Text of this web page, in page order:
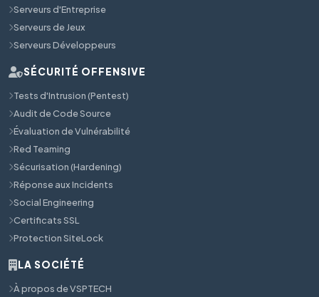
Serveurs d'Entreprise
Serveurs de Jeux
Serveurs Développeurs
SÉCURITÉ OFFENSIVE
Tests d'Intrusion (Pentest)
Audit de Code Source
Évaluation de Vulnérabilité
Red Teaming
Sécurisation (Hardening)
Réponse aux Incidents
Social Engineering
Certificats SSL
Protection SiteLock
LA SOCIÉTÉ
À propos de VSPTECH